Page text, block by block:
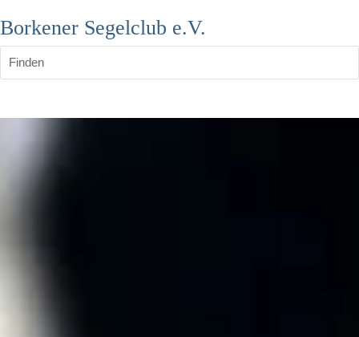
Borkener Segelclub e.V.
Finden